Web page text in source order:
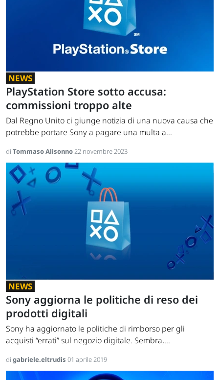
NEWS
PlayStation Store sotto accusa:
commissioni troppo alte
Dal Regno Unito ci giunge notizia di una nuova causa che
potrebbe portare Sony a pagare una multa a...
di Tommaso Alisonno22 novembre 2023
NEWS
Sony aggiorna le politiche di reso dei
prodotti digitali
Sony ha aggiornato le politiche di rimborso per gli
acquisti “errati” sul negozio digitale. Sembra,...
di gabriele.eltrudis 01 aprile 2019